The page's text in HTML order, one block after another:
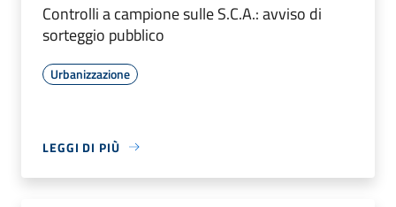
Controlli a campione sulle S.C.A.: avviso di
sorteggio pubblico
Urbanizzazione
LEGGI DI PIÙ